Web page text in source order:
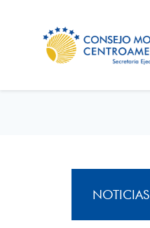
NOTICIAS